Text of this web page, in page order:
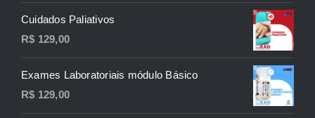
Cuidados Paliativos
R$ 129,00
Exames Laboratoriais módulo Básico
R$ 129,00